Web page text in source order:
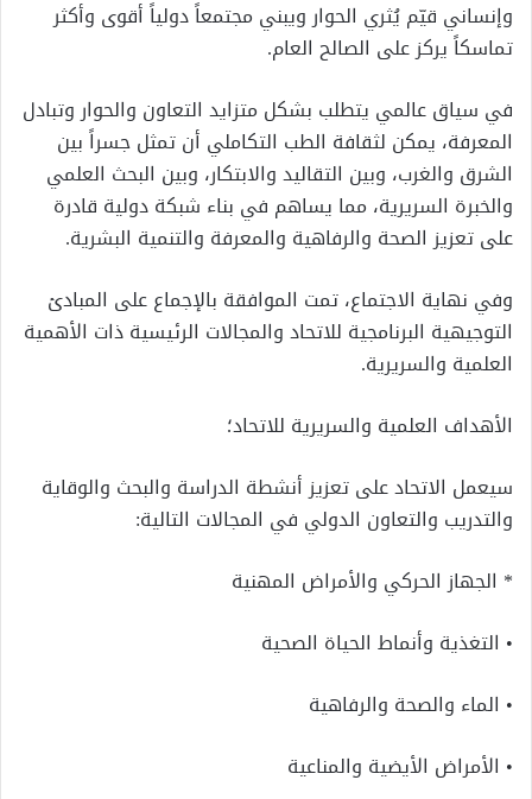
وإنساني قيّم يُثري الحوار ويبني مجتمعاً دولياً أقوى وأكثر
تماسكاً يركز على الصالح العام.
في سياق عالمي يتطلب بشكل متزايد التعاون والحوار وتبادل
المعرفة، يمكن لثقافة الطب التكاملي أن تمثل جسراً بين
الشرق والغرب، وبين التقاليد والابتكار، وبين البحث العلمي
والخبرة السريرية، مما يساهم في بناء شبكة دولية قادرة
على تعزيز الصحة والرفاهية والمعرفة والتنمية البشرية.
وفي نهاية الاجتماع، تمت الموافقة بالإجماع على المبادئ
التوجيهية البرنامجية للاتحاد والمجالات الرئيسية ذات الأهمية
العلمية والسريرية.
الأهداف العلمية والسريرية للاتحاد؛
سيعمل الاتحاد على تعزيز أنشطة الدراسة والبحث والوقاية
والتدريب والتعاون الدولي في المجالات التالية:
* الجهاز الحركي والأمراض المهنية
• التغذية وأنماط الحياة الصحية
• الماء والصحة والرفاهية
• الأمراض الأيضية والمناعية